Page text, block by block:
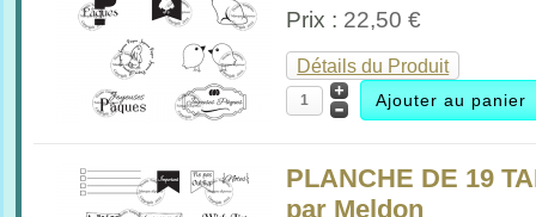
Prix : 22,50 €
Détails du Produit
PLANCHE DE 19
par Meldon